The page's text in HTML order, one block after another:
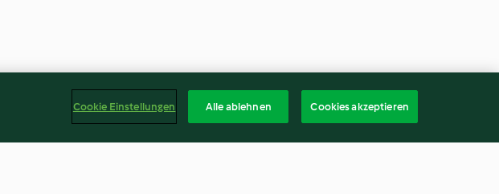
Cookie Einstellungen Alle ablehnen Cookies akzeptieren